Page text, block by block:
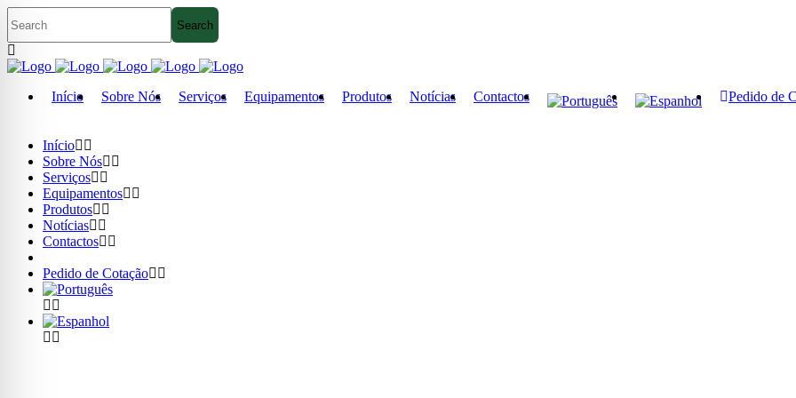
Início Sobre Nós Serviços Equipamentos Produtos Notícias Contactos Pedido de
Início
Sobre Nós
Serviços
Equipamentos
Produtos
Notícias
Contactos
Pedido de Cotação